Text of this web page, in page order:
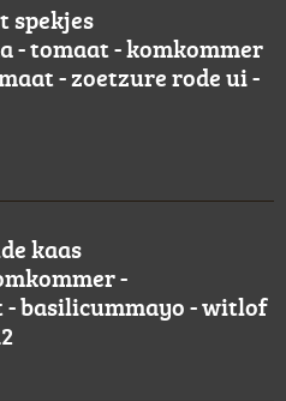
spekjes
- tomaat - komkommer
- zoetzure rode ui -
kaas
-
basilicummayo - witlof